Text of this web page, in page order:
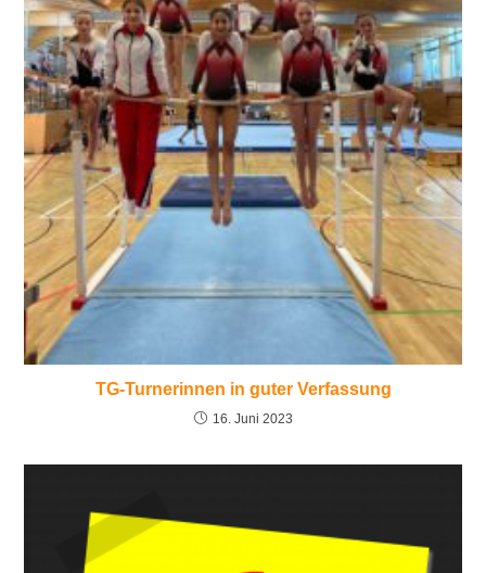
TG-Turnerinnen in guter Verfassung
16. Juni 2023